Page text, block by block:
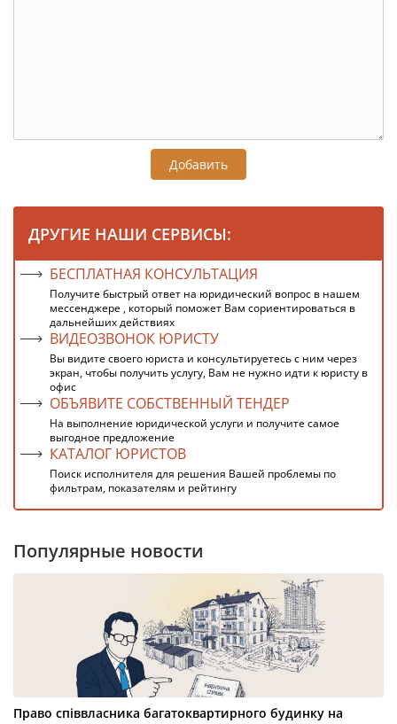
Добавить
ДРУГИЕ НАШИ СЕРВИСЫ:
БЕСПЛАТНАЯ КОНСУЛЬТАЦИЯ
Получите быстрый ответ на юридический вопрос в нашем
мессенджере , который поможет Вам сориентироваться в
дальнейших действиях
ВИДЕОЗВОНОК ЮРИСТУ
Вы видите своего юриста и консультируетесь с ним через
экран, чтобы получить услугу, Вам не нужно идти к юристу в
офис
ОБЪЯВИТЕ СОБСТВЕННЫЙ ТЕНДЕР
На выполнение юридической услуги и получите самое
выгодное предложение
КАТАЛОГ ЮРИСТОВ
Поиск исполнителя для решения Вашей проблемы по
фильтрам, показателям и рейтингу
Популярные новости
Право співвласника багатоквартирного будинку на